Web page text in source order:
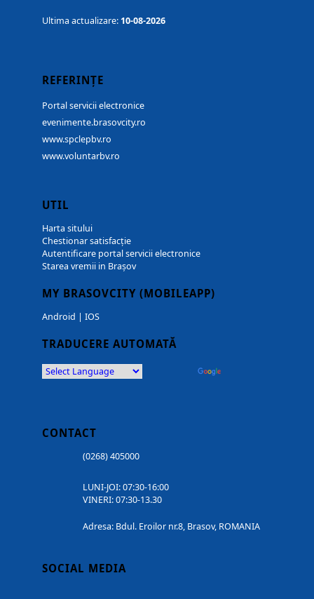
Ultima actualizare: 10-08-2026
REFERINȚE
Portal servicii electronice
evenimente.brasovcity.ro
www.spclepbv.ro
www.voluntarbv.ro
UTIL
Harta sitului
Chestionar satisfacție
Autentificare portal servicii electronice
Starea vremii in Brașov
MY BRASOVCITY (MOBILEAPP)
Android | IOS
TRADUCERE AUTOMATĂ
CONTACT
(0268) 405000
LUNI-JOI: 07:30-16:00
VINERI: 07:30-13.30
Adresa: Bdul. Eroilor nr.8, Brasov, ROMANIA
SOCIAL MEDIA